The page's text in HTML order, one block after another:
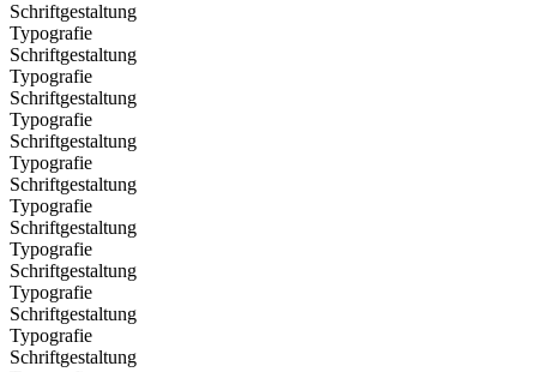
Schriftgestaltung
Typografie
Schriftgestaltung
Typografie
Schriftgestaltung
Typografie
Schriftgestaltung
Typografie
Schriftgestaltung
Typografie
Schriftgestaltung
Typografie
Schriftgestaltung
Typografie
Schriftgestaltung
Typografie
Schriftgestaltung